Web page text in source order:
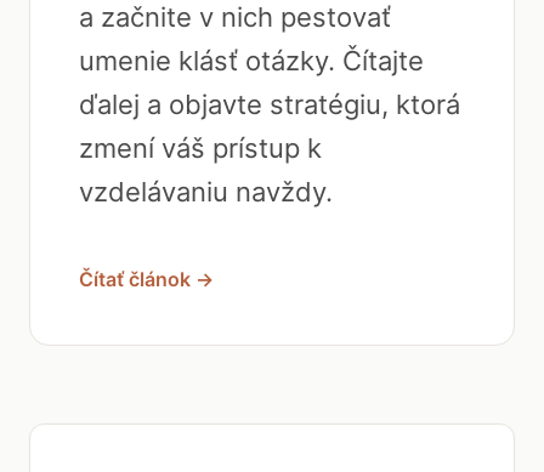
a začnite v nich pestovať
umenie klásť otázky. Čítajte
ďalej a objavte stratégiu, ktorá
zmení váš prístup k
vzdelávaniu navždy.
Čítať článok →